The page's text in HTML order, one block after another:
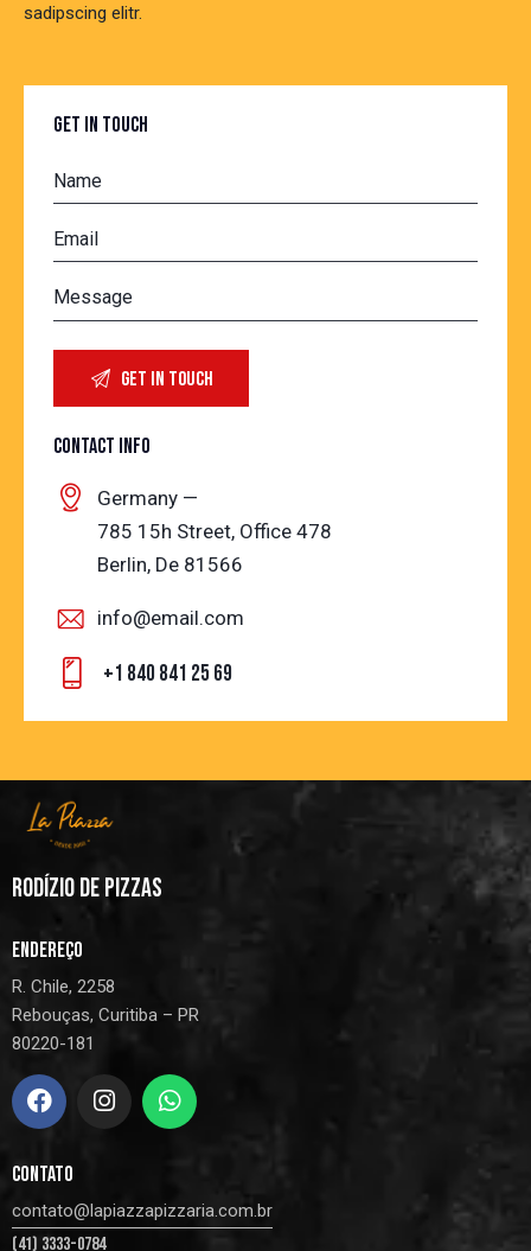
sadipscing elitr.
GET IN TOUCH
CONTACT INFO
Germany —
785 15h Street, Office 478
Berlin, De 81566
info@email.com
+1 840 841 25 69
RODÍZIO DE PIZZAS
ENDEREÇO
R. Chile, 2258
Rebouças, Curitiba – PR
80220-181
CONTATO
contato@lapiazzapizzaria.com.br
(41) 3333-0784